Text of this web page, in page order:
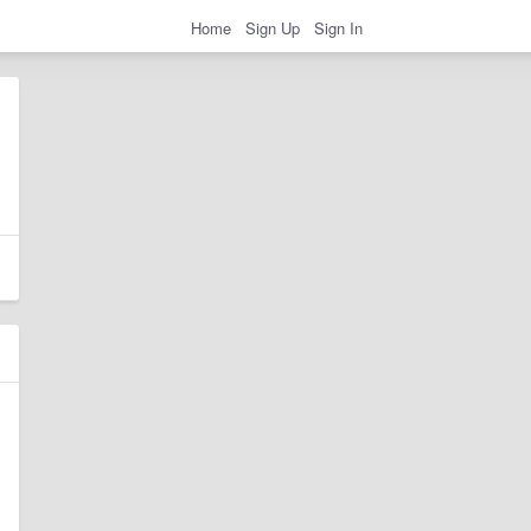
Home Sign Up Sign In